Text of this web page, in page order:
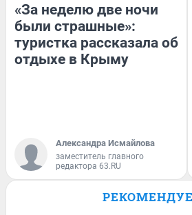
«За неделю две ночи
были страшные»:
туристка рассказала об
отдыхе в Крыму
Александра Исмайлова
заместитель главного
редактора 63.RU